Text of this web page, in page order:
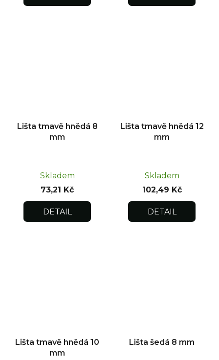
Lišta tmavě hnědá 8
mm
Skladem
73,21 Kč
DETAIL
Lišta tmavě hnědá 12
mm
Skladem
102,49 Kč
DETAIL
Lišta tmavě hnědá 10
mm
Lišta šedá 8 mm